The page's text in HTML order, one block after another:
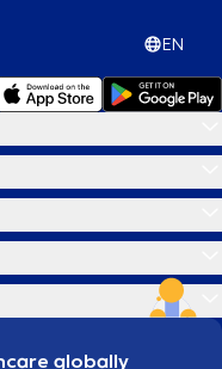
EN
globally